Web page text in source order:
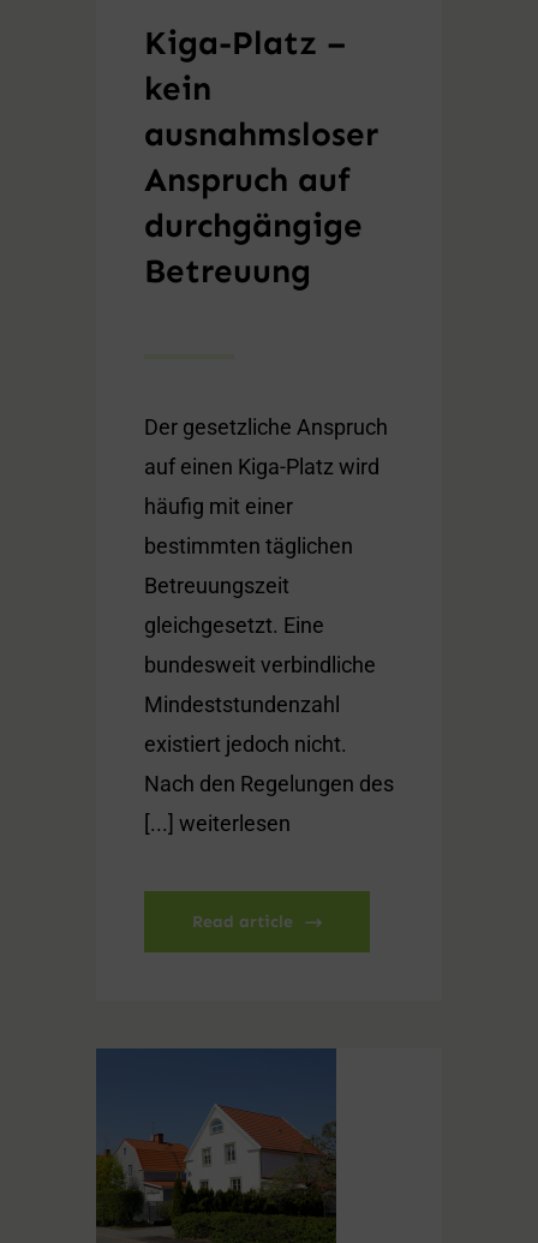
Kiga-Platz –
kein
ausnahmsloser
Anspruch auf
durchgängige
Betreuung
Der gesetzliche Anspruch
auf einen Kiga-Platz wird
häufig mit einer
bestimmten täglichen
Betreuungszeit
gleichgesetzt. Eine
bundesweit verbindliche
Mindeststundenzahl
existiert jedoch nicht.
Nach den Regelungen des
[...] weiterlesen
Read article